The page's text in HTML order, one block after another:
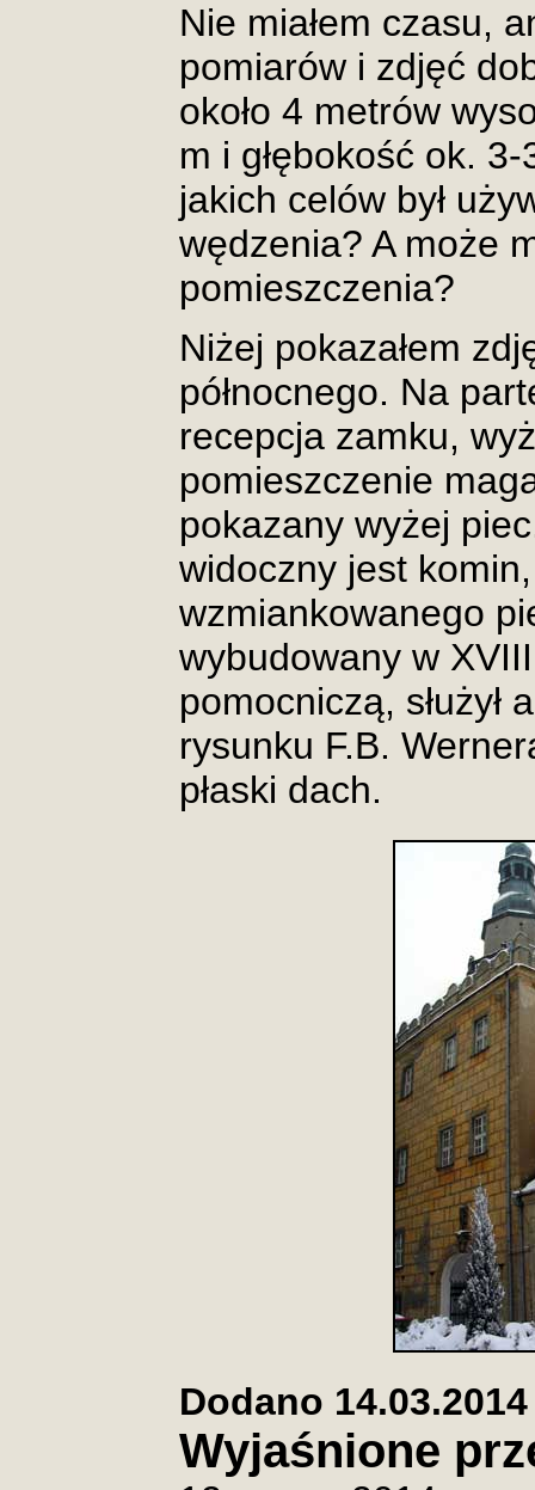
Nie miałem czasu,
pomiarów i zdjęć
około 4 metrów
m i głębokość ok.
jakich celów był
wędzenia? A może
pomieszczenia?
Niżej pokazałem
północnego. Na
recepcja zamku,
pomieszczenie
pokazany wyżej
widoczny jest
wzmiankowanego
wybudowany w XVIII
pomocniczą, służył
rysunku F.B.
płaski dach.
Dodano
Wyjaśnione